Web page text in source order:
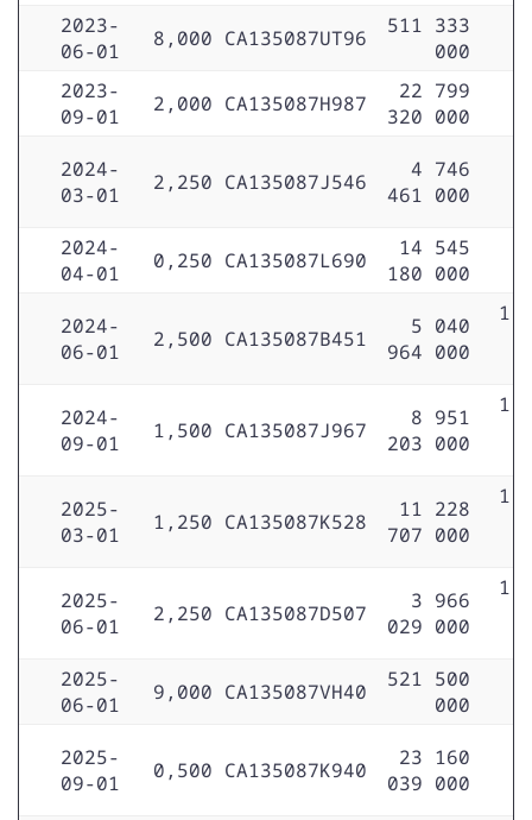
2023-
06-01
8,000 CA135087UT96
511 333
000
2023-
09-01
2,000 CA135087H987
22 799
320 000
2024-
03-01
2,250 CA135087J546
4 746
461 000
2024-
04-01
0,250 CA135087L690
14 545
180 000
2024-
06-01
2,500 CA135087B451
5 040
964 000
1
2024-
09-01
1,500 CA135087J967
8 951
203 000
1
2025-
03-01
1,250 CA135087K528
11 228
707 000
1
2025-
06-01
2,250 CA135087D507
3 966
029 000
1
2025-
06-01
9,000 CA135087VH40
521 500
000
2025-
09-01
0,500 CA135087K940
23 160
039 000